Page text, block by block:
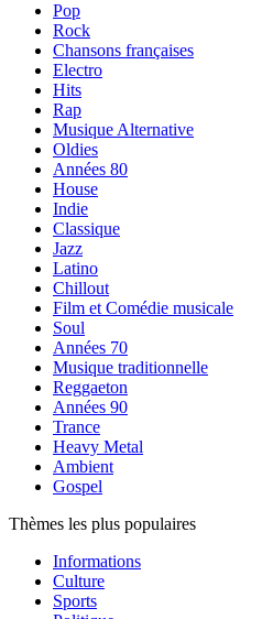
Pop
Rock
Chansons françaises
Electro
Hits
Rap
Musique Alternative
Oldies
Années 80
House
Indie
Classique
Jazz
Latino
Chillout
Film et Comédie musicale
Soul
Années 70
Musique traditionnelle
Reggaeton
Années 90
Trance
Heavy Metal
Ambient
Gospel
Thèmes les plus populaires
Informations
Culture
Sports